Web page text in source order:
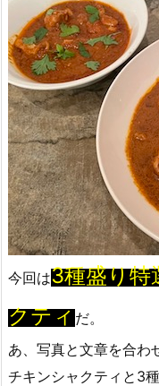
今回は3種盛り特
クティだ。
あ、写真と文章を合わ
チキンシャクティと3